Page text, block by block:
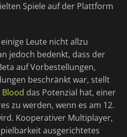
Spiele auf der Plattform
Leute nicht allzu
jedoch bedenkt, dass der
auf Vorbestellungen,
beschränkt war, stellt
Blood das Potenzial hat, einer
zu werden, wenn es am 12.
Kooperativer Multiplayer,
ausgerichtetes